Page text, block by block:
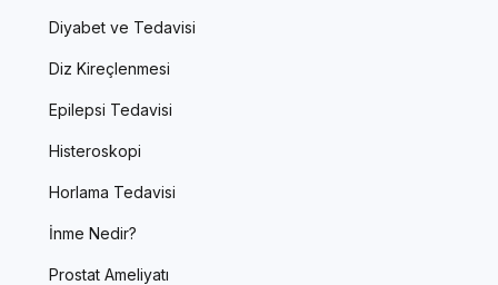
Diyabet ve Tedavisi
Diz Kireçlenmesi
Epilepsi Tedavisi
Histeroskopi
Horlama Tedavisi
İnme Nedir?
Prostat Ameliyatı